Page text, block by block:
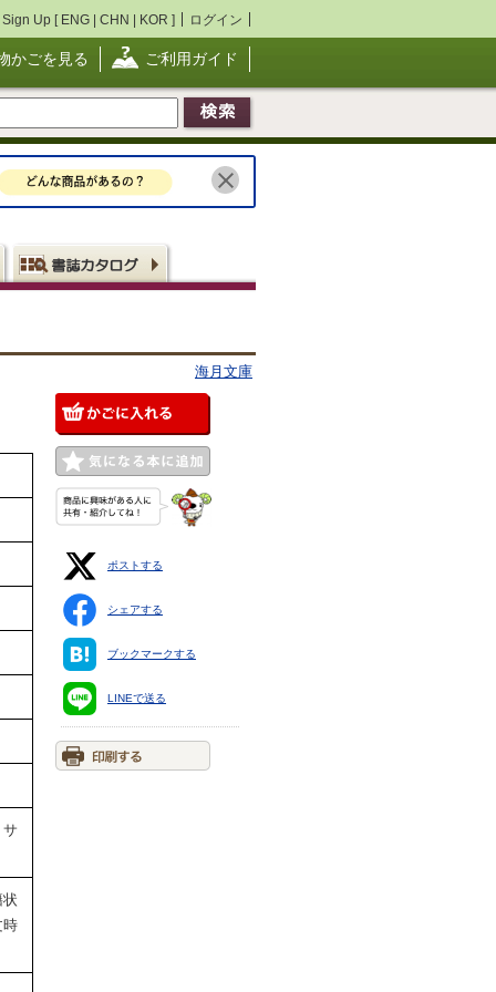
Sign Up [ ENG | CHN | KOR ] ログイン
かごを見る ご利用ガイド
海月文庫
時
ポストする
シェアする
ブックマークする
LINEで送る